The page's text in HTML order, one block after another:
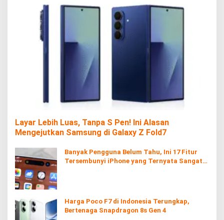
Layar Lebih Luas, Tanpa S Pen! Ini Alasan
Mengejutkan Samsung di Galaxy Z Fold7
Banyak Pengguna Belum Tahu, Ini 17 Fitur
Tersembunyi iPhone yang Ternyata Sangat
Harga Poco F7 di Indonesia Terungkap,
Bertenaga Snapdragon 8s Gen 4